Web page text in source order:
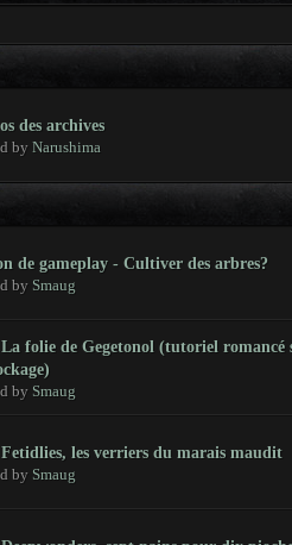
des archives
byNarushima
de gameplay - Cultiver des arbres?
by Smaug
folie de Gegetonol (tutoriel romancé
by Smaug
les verriers du marais maudit
by Smaug